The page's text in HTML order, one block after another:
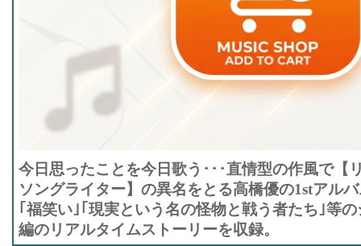
今日思ったことを今日歌う･･･直情型の作風で【
ソングライター】の異名をとる高橋優の1stアル
｢福笑い｣｢現実という名の怪物と戦う者たち｣等
編のリアルタイムストーリーを収録。